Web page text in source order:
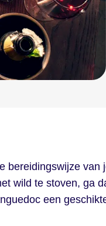
bereidingswijze
wild te stoven, ga
een